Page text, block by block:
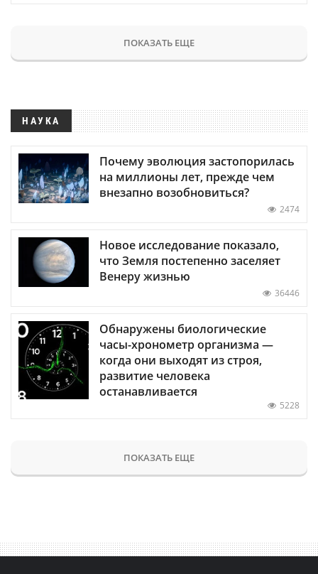
ПОКАЗАТЬ ЕЩЕ
НАУКА
Почему эволюция застопорилась
на миллионы лет, прежде чем
внезапно возобновиться?
2474
Новое исследование показало,
что Земля постепенно заселяет
Венеру жизнью
36446
Обнаружены биологические
часы-хронометр организма —
когда они выходят из строя,
развитие человека
останавливается
5228
ПОКАЗАТЬ ЕЩЕ